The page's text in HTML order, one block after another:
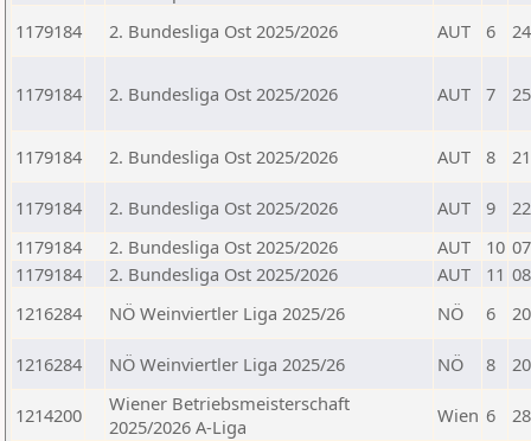
1179184
2. Bundesliga Ost 2025/2026 AUT 6
1179184 2. Bundesliga Ost 2025/2026 AUT 7
1179184 2. Bundesliga Ost 2025/2026 AUT 8
1179184 2. Bundesliga Ost 2025/2026 AUT 9
1179184
2. Bundesliga Ost 2025/2026 AUT 10
1179184
2. Bundesliga Ost 2025/2026 AUT 11
1216284
NÖ Weinviertler Liga 2025/26 NÖ 6
1216284 NÖ Weinviertler Liga 2025/26 NÖ 8
1214200
Wiener Betriebsmeisterschaft
2025/2026 A-Liga
Wien 6